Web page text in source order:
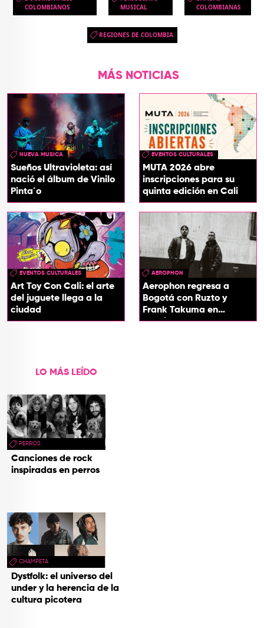
COLOMBIANOS
MUSICAL
COLOMBIANAS
REGIONES DE COLOMBIA
MÁS NOTICIAS
NUEVA MUSICA
Sueños Ultravioleta: así
nació el álbum de Vinilo
Pinta´o
EVENTOS CULTURALES
MUTA 2026 abre
inscripciones para su
quinta edición en Cali
EVENTOS CULTURALES
Art Toy Con Cali: el arte
del juguete llega a la
ciudad
AEROPHON
Aerophon regresa a
Bogotá con Ruzto y
Frank Takuma en
concierto
LO MÁS LEÍDO
PERROS
Canciones de rock
inspiradas en perros
CHAMPETA
Dystfolk: el universo del
under y la herencia de la
cultura picotera